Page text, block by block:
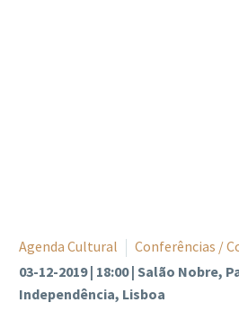
Agenda Cultural
Conferências /
03-12-2019 | 18:00 | Salão Nobre,
Independência, Lisboa